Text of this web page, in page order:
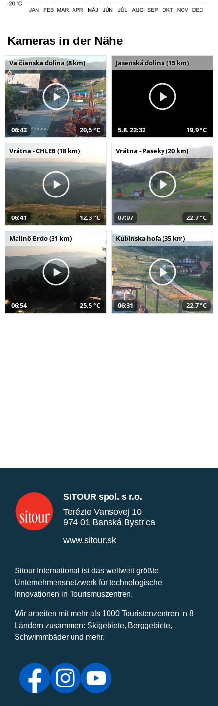
Kameras in der Nähe
Valčianska dolina (8 km)
06:42 20,5 °C
Jasenská dolina (15 km)
5.8. 22:32 19,9 °C
Vrátna - CHLEB (18 km)
06:41 12,3 °C
Vrátna - Paseky (20 km)
07:07 22,7 °C
Malinô Brdo (31 km)
06:54 25,5 °C
Kubínska hoľa (35 km)
06:31 22,7 °C
SITOUR spol. s r.o.
Terézie Vansovej 10
974 01 Banská Bystrica
www.sitour.sk
Sitour International ist das weltweit größte
Unternehmensnetzwerk für technologische
Innovationen in Tourismuszentren.
Wir arbeiten mit mehr als 1000 Touristenzentren in 8
Ländern zusammen: Skigebiete, Berggebiete,
Schwimmbäder und mehr.